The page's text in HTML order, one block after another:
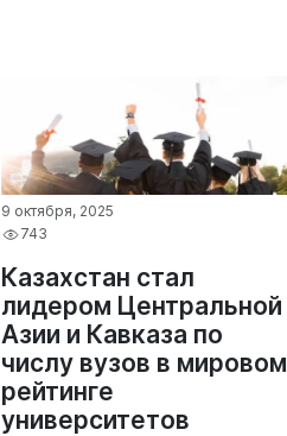
9 октября, 2025
743
Казахстан стал
лидером Центральной
Азии и Кавказа по
числу вузов в мировом
рейтинге
университетов